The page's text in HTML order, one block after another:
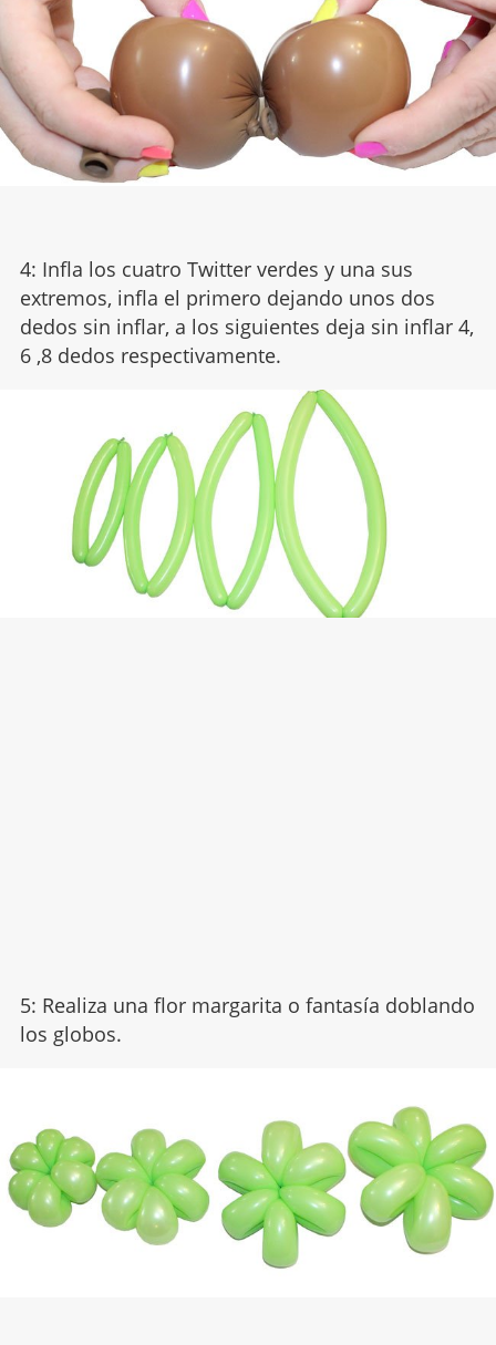
4: Infla los cuatro Twitter verdes y una sus
extremos, infla el primero dejando unos dos
dedos sin inflar, a los siguientes deja sin inflar 4,
6 ,8 dedos respectivamente.
5: Realiza una flor margarita o fantasía doblando
los globos.